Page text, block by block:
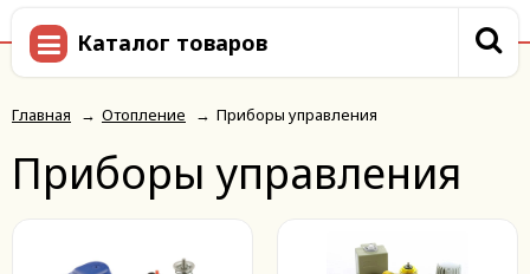
Каталог товаров
Главная → Отопление → Приборы управления
Приборы управления